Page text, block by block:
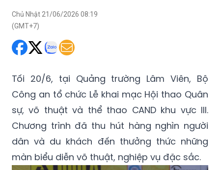
Chủ Nhật 21/06/2026 08:19
(GMT+7)
Tối 20/6, tại Quảng trường Lâm Viên, Bộ
Công an tổ chức Lễ khai mạc Hội thao Quân
sự, võ thuật và thể thao CAND khu vực III.
Chương trình đã thu hút hàng nghìn người
dân và du khách đến thưởng thức những
màn biểu diễn võ thuật, nghiệp vụ đặc sắc.